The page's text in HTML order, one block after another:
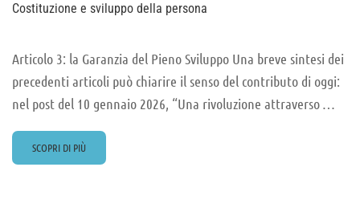
Costituzione e sviluppo della persona
Articolo 3: la Garanzia del Pieno Sviluppo Una breve sintesi dei
precedenti articoli può chiarire il senso del contributo di oggi:
nel post del 10 gennaio 2026, “Una rivoluzione attraverso …
READ
MORE
SCOPRI DI PIÙ